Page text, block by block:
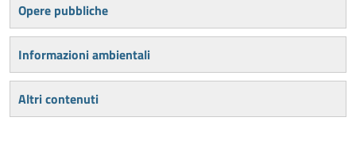
Opere pubbliche
Informazioni ambientali
Altri contenuti